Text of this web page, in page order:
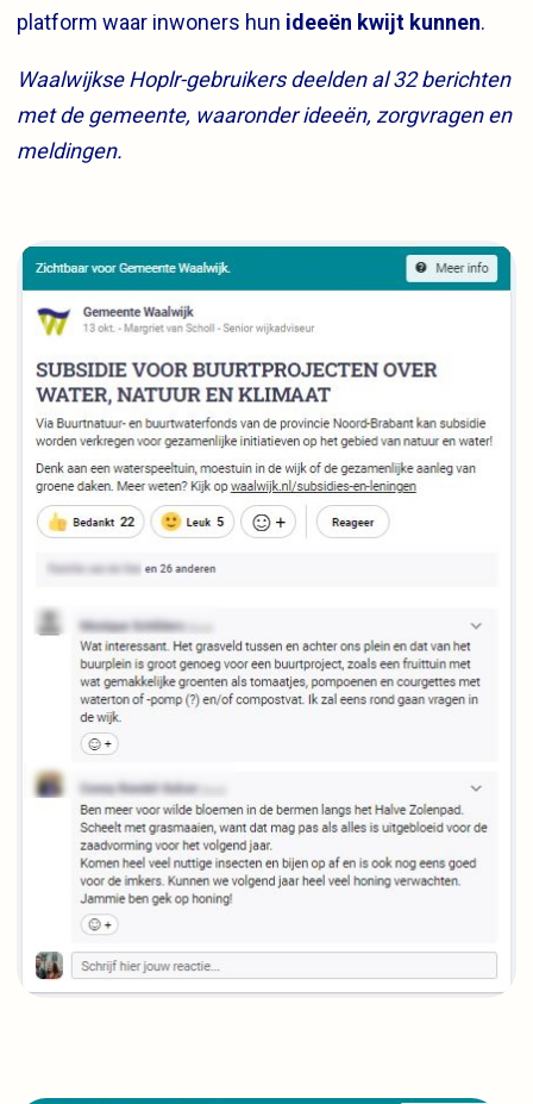
platform waar inwoners hun ideeën kwijt kunnen.
Waalwijkse Hoplr-gebruikers deelden al 32 berichten
met de gemeente, waaronder ideeën, zorgvragen en
meldingen.